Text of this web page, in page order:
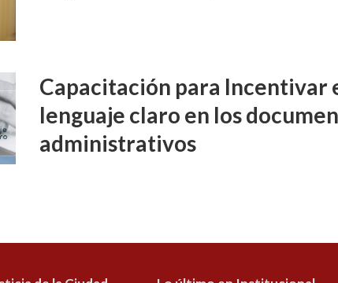
Capacitación para Incentivar
lenguaje claro en los
administrativos